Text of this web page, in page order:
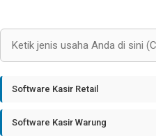
Software Kasir Retail
Software Kasir Warung